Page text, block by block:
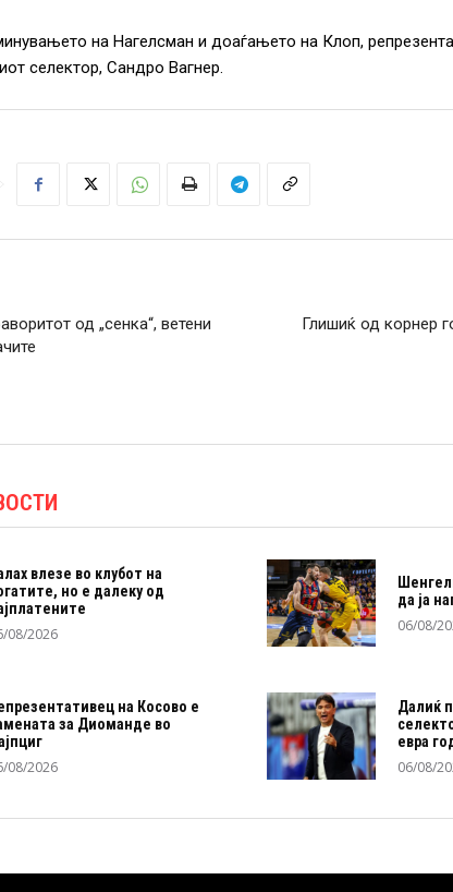
на Нагелсман и доаѓањето на Клоп,
селектор, Сандро Вагнер.
од „сенка“, ветени
Глишиќ од корнер
влезе во клубот на
но е далеку од
08/2026
да ја
06/08/
на Косово е
за Диоманде во
08/2026
Далиќ
евра
06/08/